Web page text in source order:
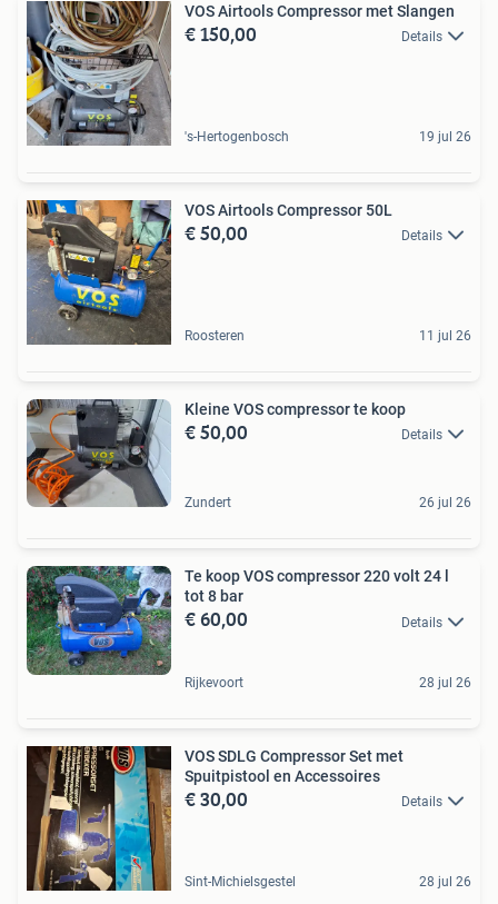
VOS Airtools Compressor met Slangen
€ 150,00 Details
's-Hertogenbosch 19 jul 26
VOS Airtools Compressor 50L
€ 50,00 Details
Roosteren 11 jul 26
Kleine VOS compressor te koop
€ 50,00 Details
Zundert 26 jul 26
Te koop VOS compressor 220 volt 24 l
tot 8 bar
€ 60,00 Details
Rijkevoort 28 jul 26
VOS SDLG Compressor Set met
Spuitpistool en Accessoires
€ 30,00 Details
Sint-Michielsgestel 28 jul 26